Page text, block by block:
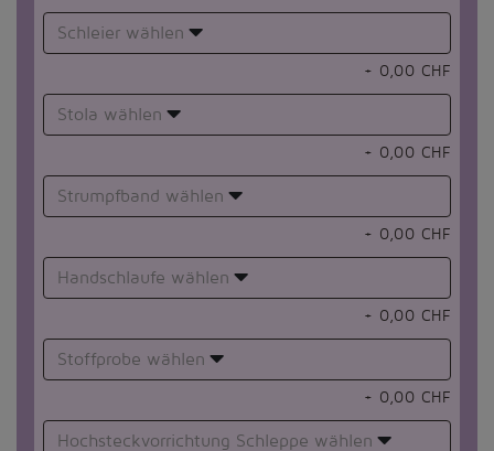
Schleier wählen
+ 0,00 CHF
Stola wählen
+ 0,00 CHF
Strumpfband wählen
+ 0,00 CHF
Handschlaufe wählen
+ 0,00 CHF
Stoffprobe wählen
+ 0,00 CHF
Hochsteckvorrichtung Schleppe wählen